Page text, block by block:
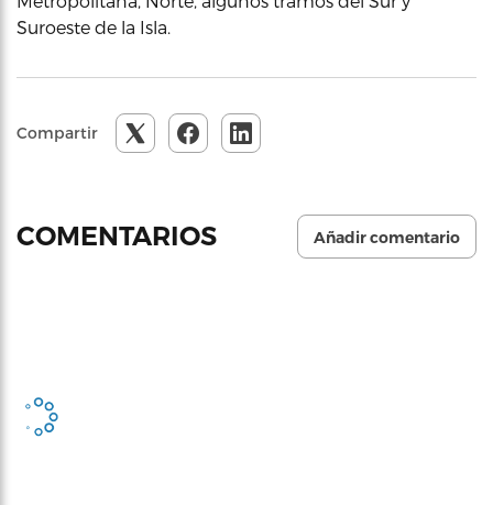
Suroeste de la Isla.
Compartir
COMENTARIOS Añadir comentario